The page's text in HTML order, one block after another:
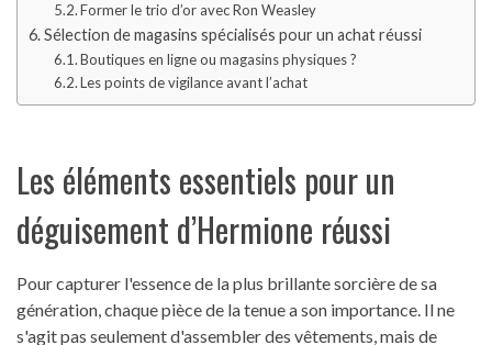
Former le trio d’or avec Ron Weasley
Sélection de magasins spécialisés pour un achat réussi
Boutiques en ligne ou magasins physiques ?
Les points de vigilance avant l’achat
Les éléments essentiels pour un
déguisement d’Hermione réussi
Pour capturer l'essence de la plus brillante sorcière de sa
génération, chaque pièce de la tenue a son importance. Il ne
s'agit pas seulement d'assembler des vêtements, mais de